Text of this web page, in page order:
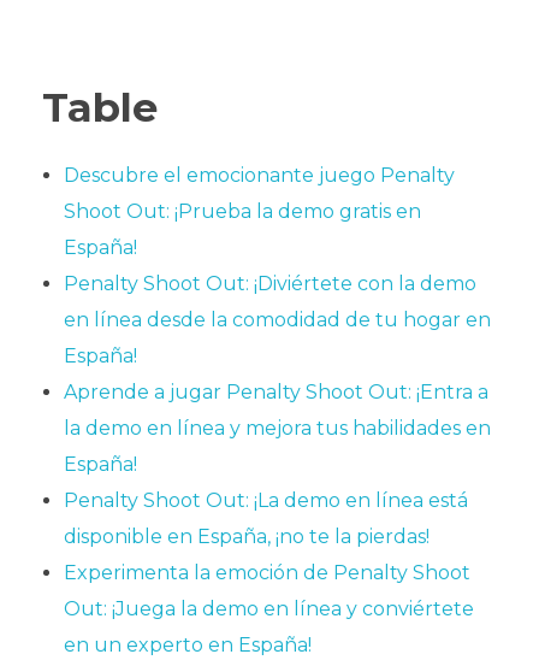
Table
Descubre el emocionante juego Penalty
Shoot Out: ¡Prueba la demo gratis en
España!
Penalty Shoot Out: ¡Diviértete con la demo
en línea desde la comodidad de tu hogar en
España!
Aprende a jugar Penalty Shoot Out: ¡Entra a
la demo en línea y mejora tus habilidades en
España!
Penalty Shoot Out: ¡La demo en línea está
disponible en España, ¡no te la pierdas!
Experimenta la emoción de Penalty Shoot
Out: ¡Juega la demo en línea y conviértete
en un experto en España!